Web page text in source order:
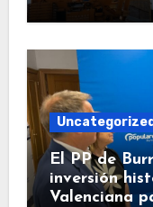
Uncategorized
El PP de
inversión
Valenciana